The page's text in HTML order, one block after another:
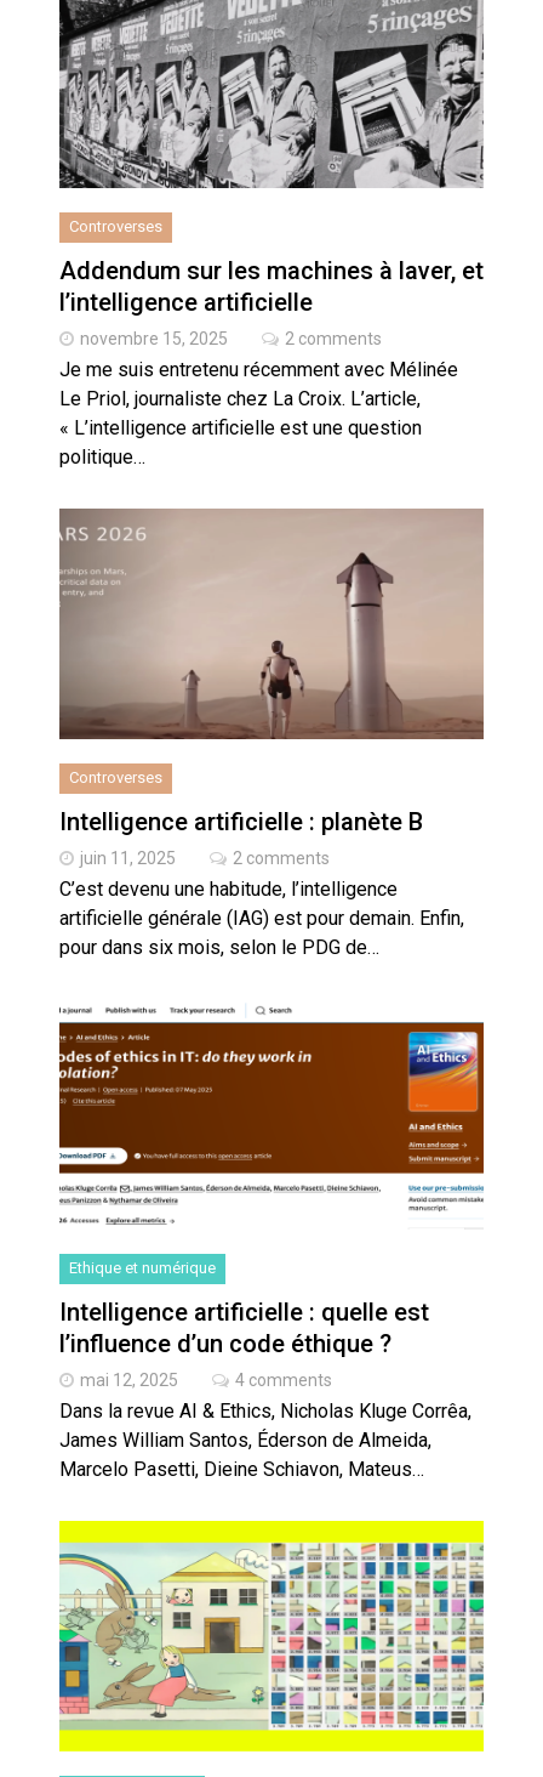
Quand Mistral veut moraliser le
pillage
Commentaire sur la polémique
des perroquets
Les syndicats, (tout) contre l’IA
En Seine-et-Marne, le projet de
Campus IA doit sortir des
champs : « On impose et copie
Addendum sur les machines à
laver, et l’intelligence artificielle
La vaste blague du macronisme
Technostress et IA générative :
Controverses
Addendum sur les machines à laver, et
l’intelligence artificielle
novembre 15, 2025 2 comments
Je me suis entretenu récemment avec Mélinée
Le Priol, journaliste chez La Croix. L’article,
« L’intelligence artificielle est une question
politique…
Controverses
Intelligence artificielle : planète B
juin 11, 2025 2 comments
C’est devenu une habitude, l’intelligence
artificielle générale (IAG) est pour demain. Enfin,
pour dans six mois, selon le PDG de…
Ethique et numérique
Intelligence artificielle : quelle est
l’influence d’un code éthique ?
mai 12, 2025 4 comments
Dans la revue AI & Ethics, Nicholas Kluge Corrêa,
James William Santos, Éderson de Almeida,
Marcelo Pasetti, Dieine Schiavon, Mateus…